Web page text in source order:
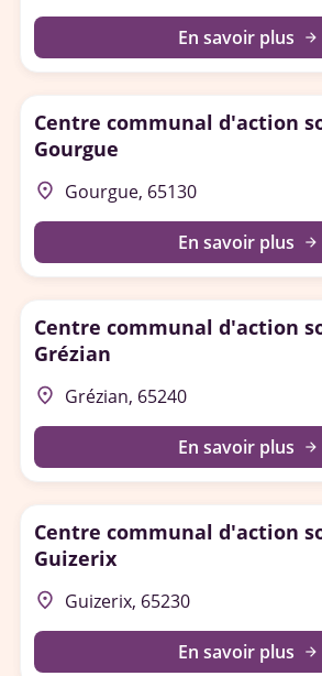
En savoir plus arrow_forward
Centre communal d'action
Gourgue
place Gourgue, 65130
En savoir plus arrow_forward
Centre communal d'action
Grézian
place Grézian, 65240
En savoir plus arrow_forward
Centre communal d'action
Guizerix
place Guizerix, 65230
En savoir plus arrow_forward